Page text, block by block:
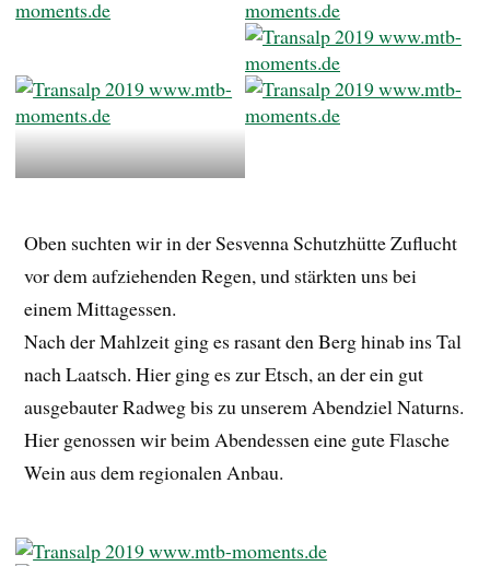
Oben suchten wir in der Sesvenna Schutzhütte Zuflucht
vor dem aufziehenden Regen, und stärkten uns bei
einem Mittagessen.
Nach der Mahlzeit ging es rasant den Berg hinab ins Tal
nach Laatsch. Hier ging es zur Etsch, an der ein gut
ausgebauter Radweg bis zu unserem Abendziel Naturns.
Hier genossen wir beim Abendessen eine gute Flasche
Wein aus dem regionalen Anbau.